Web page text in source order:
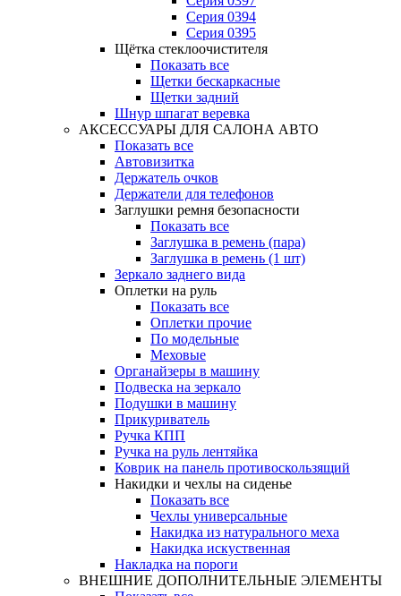
Серия 0394
Серия 0395
Щётка стеклоочистителя
Показать все
Щетки бескаркасные
Щетки задний
Шнур шпагат веревка
АКСЕССУАРЫ ДЛЯ САЛОНА АВТО
Показать все
Автовизитка
Держатель очков
Держатели для телефонов
Заглушки ремня безопасности
Показать все
Заглушка в ремень (пара)
Заглушка в ремень (1 шт)
Зеркало заднего вида
Оплетки на руль
Показать все
Оплетки прочиe
По модельные
Меховые
Органайзеры в машину
Подвеска на зеркало
Подушки в машину
Прикуриватель
Ручка КПП
Ручка на руль лентяйка
Коврик на панель противоскользящий
Накидки и чехлы на сиденье
Показать все
Чехлы универсальные
Накидка из натурального меха
Накидка искуственная
Накладка на пороги
ВНЕШНИЕ ДОПОЛНИТЕЛЬНЫЕ ЭЛЕМЕНТЫ